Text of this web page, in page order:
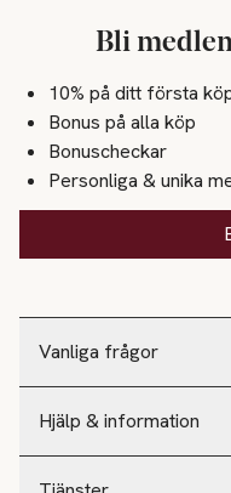
Vanliga frågor
Hjälp & information
Bli
10% på ditt första
Bonus på alla köp
Bonuscheckar
Personliga & unika